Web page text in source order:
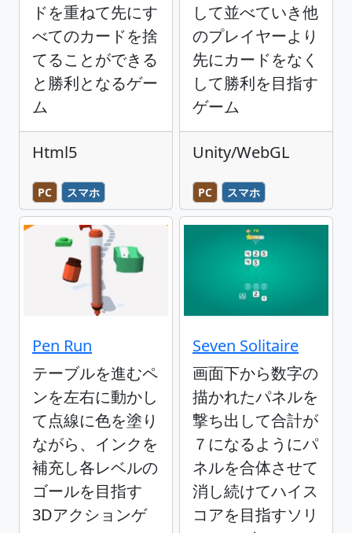
ドを重ねて先にす
べてのカードを捨
てることができる
と勝利となるゲー
ム
Html5
PC スマホ
して並べていき他
のプレイヤーより
先にカードをなく
して勝利を目指す
ゲーム
Unity/WebGL
PC スマホ
Pen Run
テーブルを進むペ
ンを左右に動かし
て点線に色を塗り
ながら、インクを
補充し各レベルの
ゴールを目指す
3Dアクションゲ
Seven Solitaire
画面下から数字の
描かれたパネルを
撃ち出して合計が
７になるようにパ
ネルを合体させて
消し続けてハイス
コアを目指すソリ